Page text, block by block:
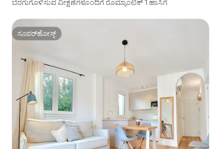
ಬೆರಗುಗೊಳಿಸುವ ವೀಕ್ಷಣೆಗಳೊಂದಿಗೆ ರೊಮ್ಯಾಂಟಿಕ್ 1 ಹಾಸಿಗೆ
ಸೂಪರ್‌ಹೋಸ್ಟ್
ಸೂಪರ್‌ಹೋಸ್ಟ್